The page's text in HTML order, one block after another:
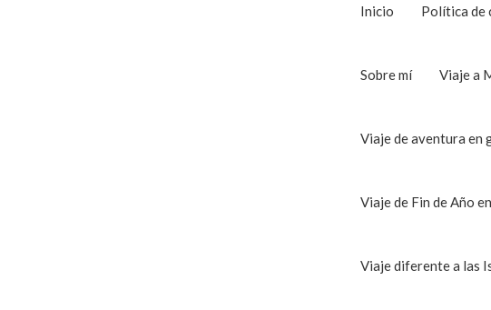
Inicio Política de
Sobre mí Viaje a
Viaje de aventura en
Viaje de Fin de Año
Viaje diferente a las